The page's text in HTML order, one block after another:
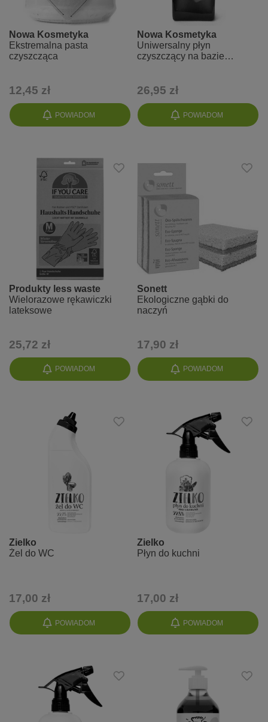
POWIADOM
Nowa Kosmetyka
Ekstremalna pasta
czyszcząca
12,45 zł
POWIADOM
Nowa Kosmetyka
Uniwersalny płyn
czyszczący na bazie
26,95 zł
POWIADOM
Produkty less waste
Wielorazowe rękawiczki
lateksowe
25,72 zł
POWIADOM
Sonett
Ekologiczne gąbki do
naczyń
17,90 zł
POWIADOM
Zielko
Żel do WC
17,00 zł
POWIADOM
Zielko
Płyn do kuchni
17,00 zł